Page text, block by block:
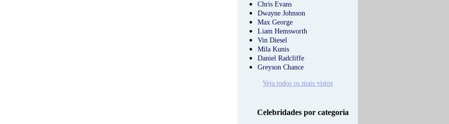
Chris Evans
Dwayne Johnson
Max George
Liam Hemsworth
Vin Diesel
Mila Kunis
Daniel Radcliffe
Greyson Chance
Veja todos os mais vistos
Celebridades por categoria